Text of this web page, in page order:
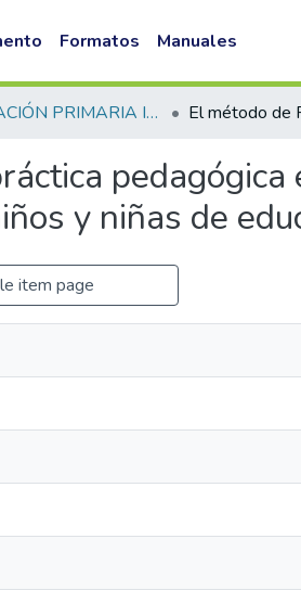
Formatos Manuales
EDUCACIÓN PRIMARIA INTERCULTURAL BILINGUE FID
y niñas de
item page